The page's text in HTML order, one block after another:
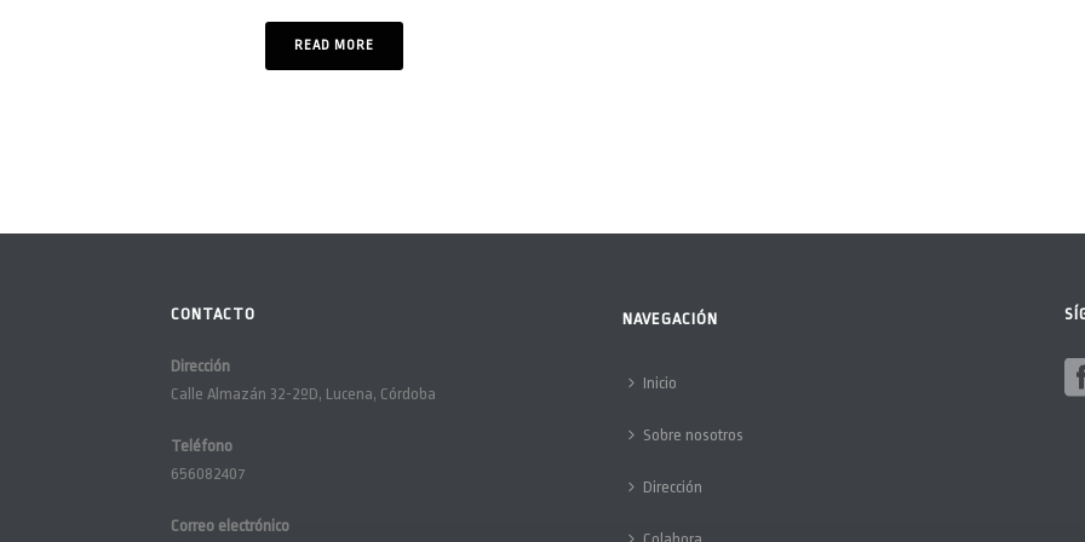
READ MORE
CONTACTO
Dirección
Calle Almazán 32-2ºD, Lucena, Córdoba
Teléfono
656082407
Correo electrónico
NAVEGACIÓN
Inicio
Sobre nosotros
Dirección